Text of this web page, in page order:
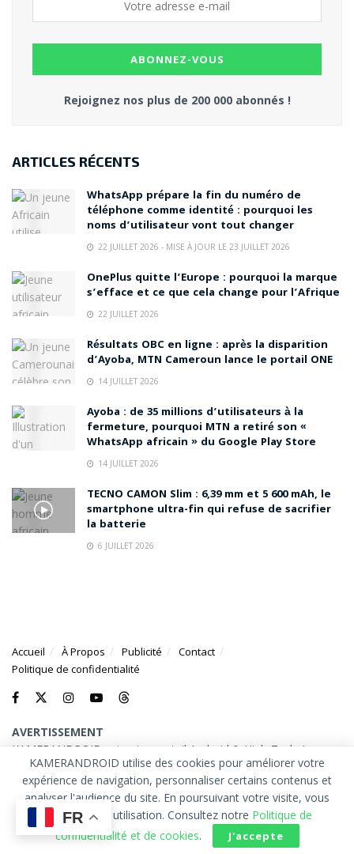
Rejoignez nos plus de 200 000 abonnés !
ARTICLES RÉCENTS
WhatsApp prépare la fin du numéro de
téléphone comme identité : pourquoi les
noms d’utilisateur vont tout changer
22 JUILLET 2026 - MISE À JOUR LE 23 JUILLET 2026
OnePlus quitte l’Europe : pourquoi la marque
s’efface et ce que cela change pour l’Afrique
22 JUILLET 2026
Résultats OBC en ligne : après la disparition
d’Ayoba, MTN Cameroun lance le portail ONE
14 JUILLET 2026
Ayoba : de 35 millions d’utilisateurs à la
fermeture, pourquoi MTN a retiré son «
WhatsApp africain » du Google Play Store
14 JUILLET 2026
TECNO CAMON Slim : 6,39 mm et 5 600 mAh, le
smartphone ultra-fin qui refuse de sacrifier
la batterie
6 JUILLET 2026
Accueil À Propos Publicité
Contact
Politique de confidentialité
AVERTISSEMENT
KAMERANDROID est votre portail Android & High-Tech. Les
marques et logos mentionnés sur ce site appartiennent à leurs
propriétaires respectifs.
© 2026KAMERANDROID. Tous droits réservés.
FR
KAMERANDROID utilise des cookies pour améliorer votre
expérience de navigation, personnaliser certains contenus et
analyser l'audience du site. En poursuivant votre visite, vous
acceptez leur utilisation. Consultez notre Politique de
confidentialité et de cookies. J'accepte